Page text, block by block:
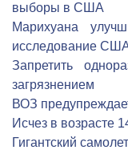
выборы в США
Марихуана
исследование
Запретить
загрязнением
ВОЗ
Исчез в возрасте
Гигантский